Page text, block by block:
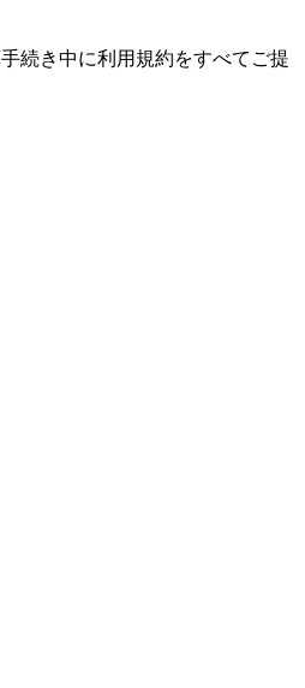
続き中に利用規約をすべてご提